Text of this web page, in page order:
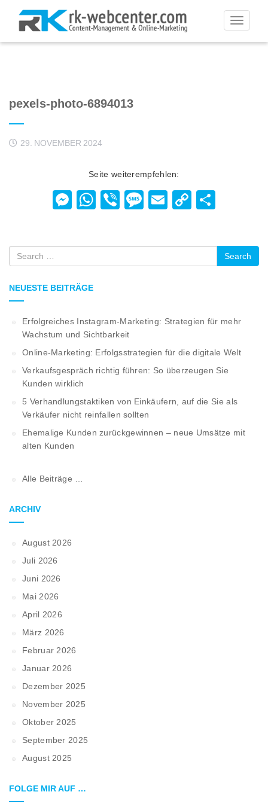
Toggle
pexels-photo-6894013
29. NOVEMBER 2024
Seite weiterempfehlen:
Messenger
WhatsApp
ViberMessage
EmailCopy
Search
NEUESTE BEITRÄGE
Erfolgreiches Instagram-Marketing: Strategien für mehr
Wachstum und Sichtbarkeit
Online-Marketing: Erfolgsstrategien für die digitale Welt
Verkaufsgespräch richtig führen: So überzeugen Sie
Kunden wirklich
5 Verhandlungstaktiken von Einkäufern, auf die Sie als
Verkäufer nicht reinfallen sollten
Ehemalige Kunden zurückgewinnen – neue Umsätze mit
alten Kunden
Alle Beiträge …
ARCHIV
August 2026
Juli 2026
Juni 2026
Mai 2026
April 2026
März 2026
Februar 2026
Januar 2026
Dezember 2025
November 2025
Oktober 2025
September 2025
August 2025
FOLGE MIR AUF …